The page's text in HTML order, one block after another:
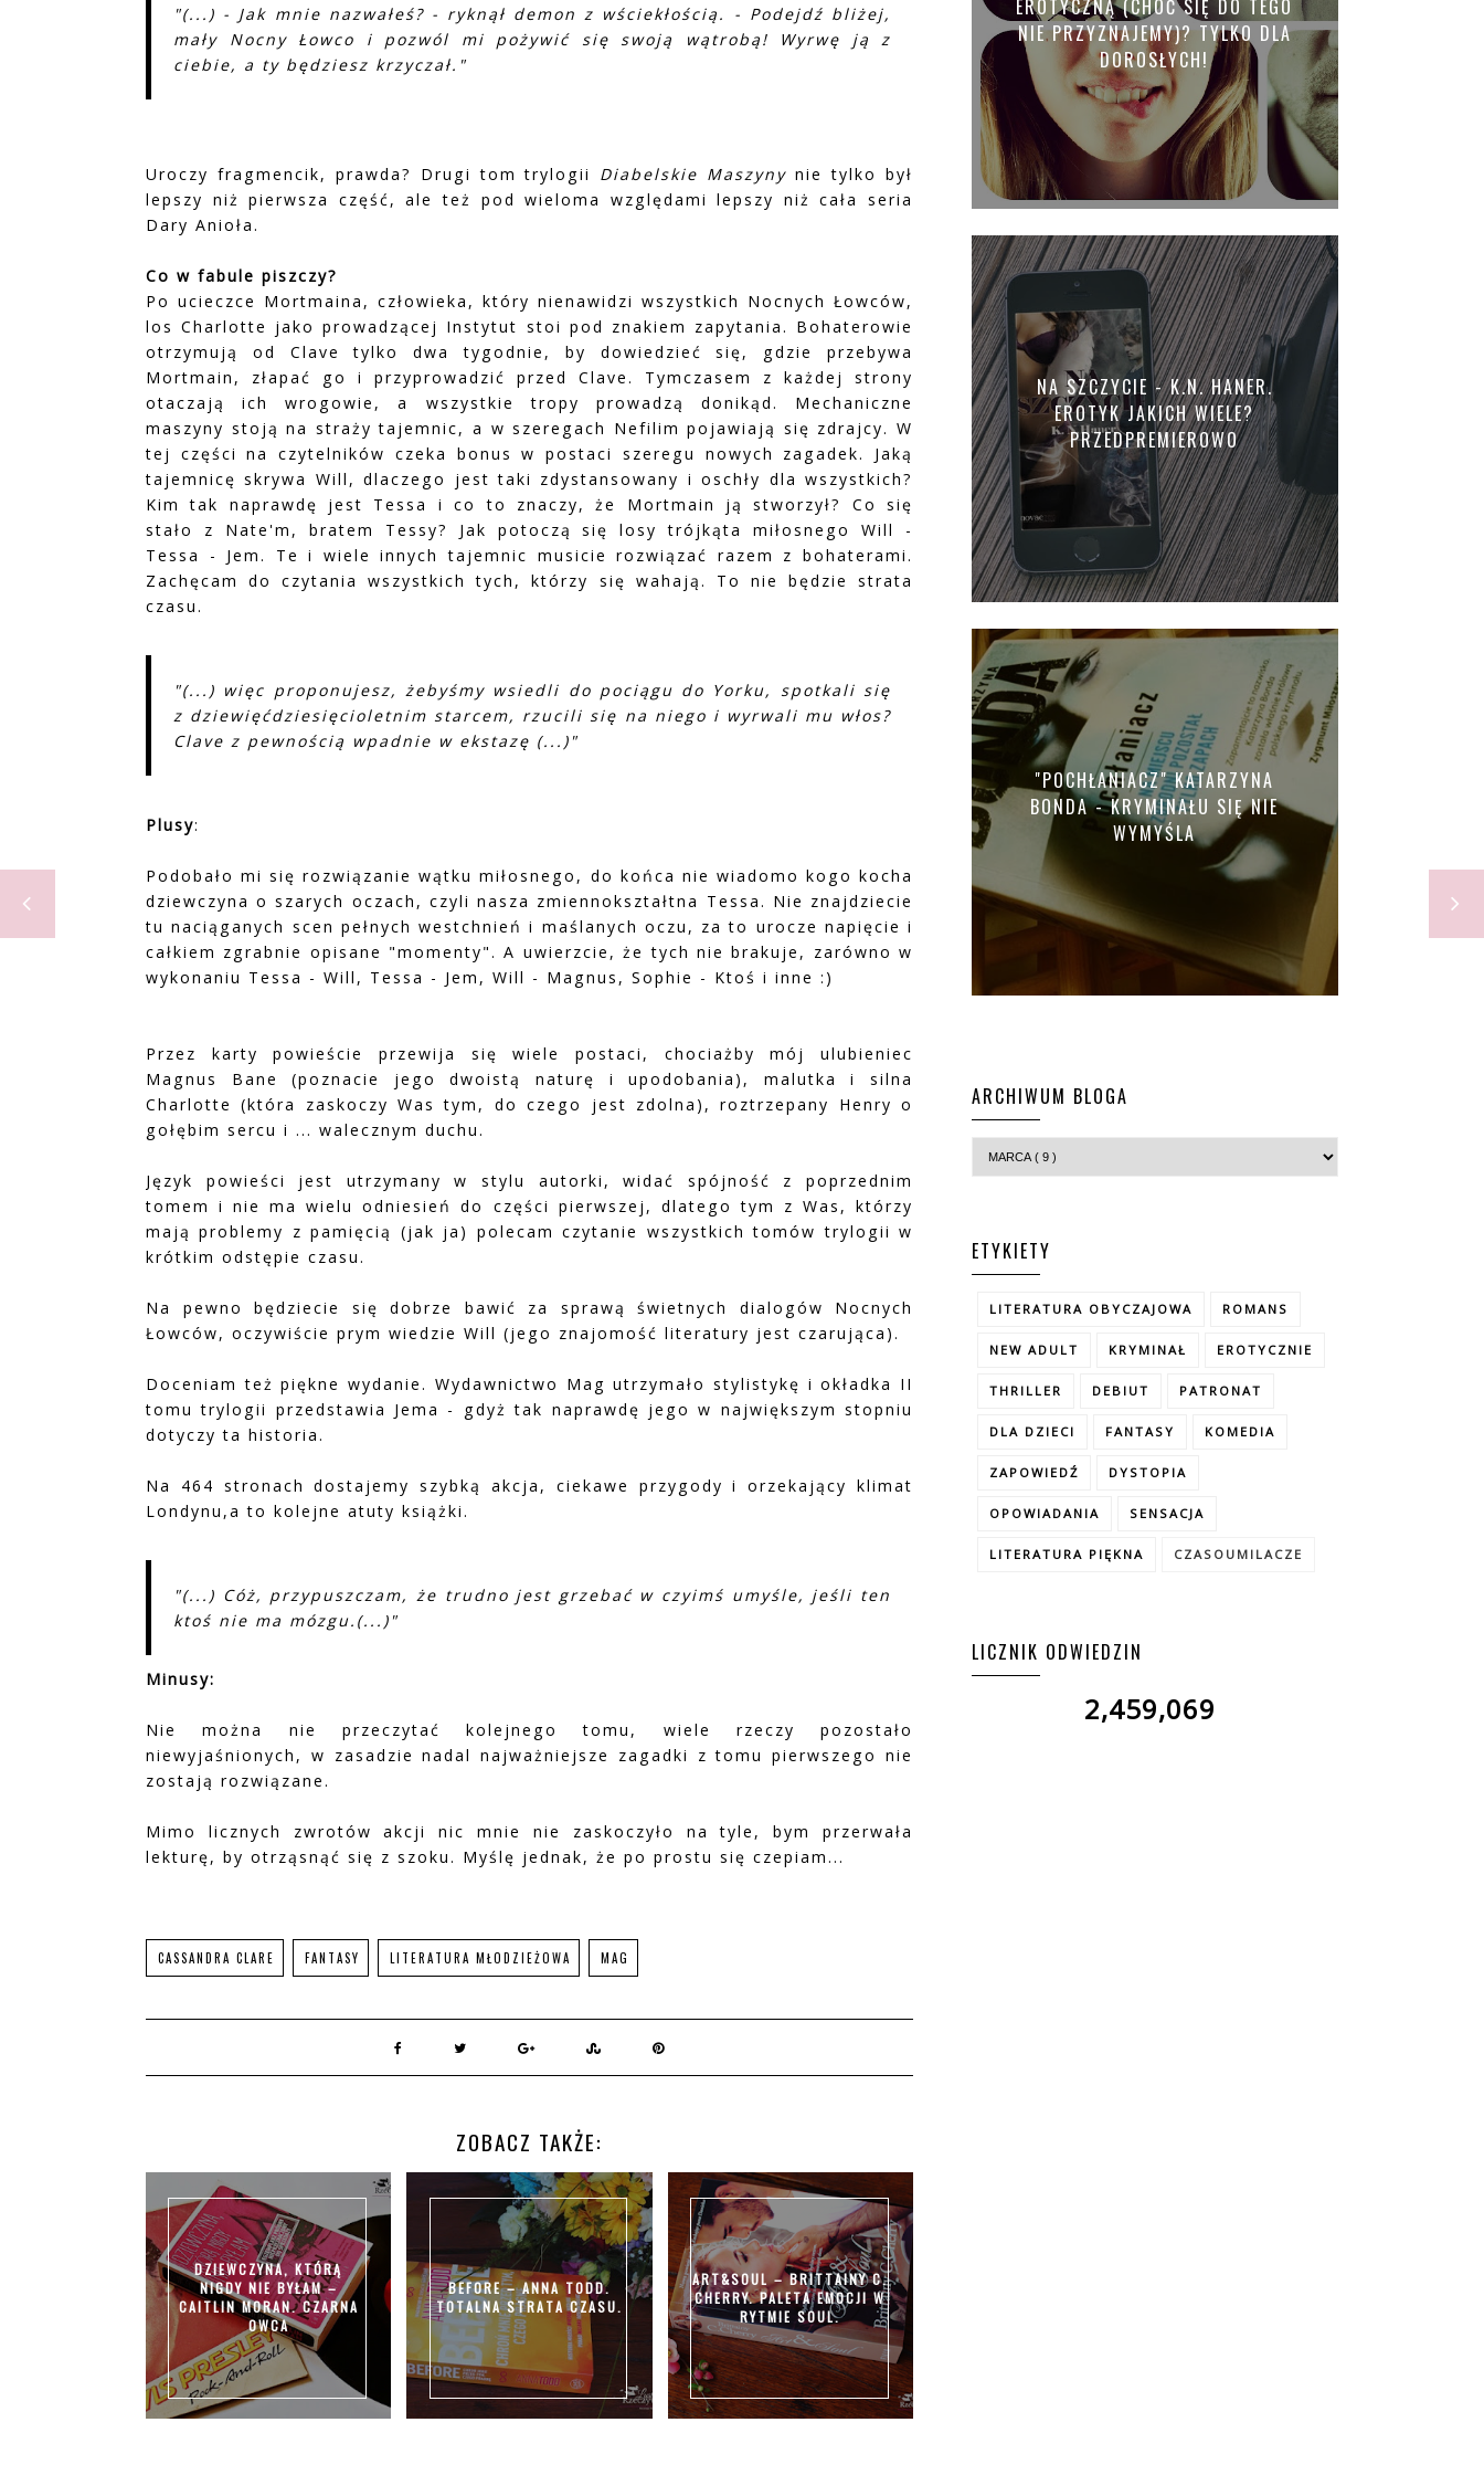
"(...) - Jak mnie nazwałeś? - ryknął demon z wściekłością. - Podejdź bliżej,
mały Nocny Łowco i pozwól mi pożywić się swoją wątrobą! Wyrwę ją z
ciebie, a ty będziesz krzyczał."
Uroczy fragmencik, prawda? Drugi tom trylogii Diabelskie Maszyny nie tylko był
lepszy niż pierwsza część, ale też pod wieloma względami lepszy niż cała seria
Dary Anioła.
Co w fabule piszczy?
Po ucieczce Mortmaina, człowieka, który nienawidzi wszystkich Nocnych Łowców,
los Charlotte jako prowadzącej Instytut stoi pod znakiem zapytania. Bohaterowie
otrzymują od Clave tylko dwa tygodnie, by dowiedzieć się, gdzie przebywa
Mortmain, złapać go i przyprowadzić przed Clave. Tymczasem z każdej strony
otaczają ich wrogowie, a wszystkie tropy prowadzą donikąd. Mechaniczne
maszyny stoją na straży tajemnic, a w szeregach Nefilim pojawiają się zdrajcy. W
tej części na czytelników czeka bonus w postaci szeregu nowych zagadek. Jaką
tajemnicę skrywa Will, dlaczego jest taki zdystansowany i oschły dla wszystkich?
Kim tak naprawdę jest Tessa i co to znaczy, że Mortmain ją stworzył? Co się
stało z Nate'm, bratem Tessy? Jak potoczą się losy trójkąta miłosnego Will -
Tessa - Jem. Te i wiele innych tajemnic musicie rozwiązać razem z bohaterami.
Zachęcam do czytania wszystkich tych, którzy się wahają. To nie będzie strata
czasu.
"(...) więc proponujesz, żebyśmy wsiedli do pociągu do Yorku, spotkali się
z dziewięćdziesięcioletnim starcem, rzucili się na niego i wyrwali mu włos?
Clave z pewnością wpadnie w ekstazę (...)"
Plusy:
Podobało mi się rozwiązanie wątku miłosnego, do końca nie wiadomo kogo kocha
dziewczyna o szarych oczach, czyli nasza zmiennokształtna Tessa. Nie znajdziecie
tu naciąganych scen pełnych westchnień i maślanych oczu, za to urocze napięcie i
całkiem zgrabnie opisane "momenty". A uwierzcie, że tych nie brakuje, zarówno w
wykonaniu Tessa - Will, Tessa - Jem, Will - Magnus, Sophie - Ktoś i inne :)
Przez karty powieście przewija się wiele postaci, chociażby mój ulubieniec
Magnus Bane (poznacie jego dwoistą naturę i upodobania), malutka i silna
Charlotte (która zaskoczy Was tym, do czego jest zdolna), roztrzepany Henry o
gołębim sercu i ... walecznym duchu.
Język powieści jest utrzymany w stylu autorki, widać spójność z poprzednim
tomem i nie ma wielu odniesień do części pierwszej, dlatego tym z Was, którzy
mają problemy z pamięcią (jak ja) polecam czytanie wszystkich tomów trylogii w
krótkim odstępie czasu.
Na pewno będziecie się dobrze bawić za sprawą świetnych dialogów Nocnych
Łowców, oczywiście prym wiedzie Will (jego znajomość literatury jest czarująca).
Doceniam też piękne wydanie. Wydawnictwo Mag utrzymało stylistykę i okładka II
tomu trylogii przedstawia Jema - gdyż tak naprawdę jego w największym stopniu
dotyczy ta historia.
Na 464 stronach dostajemy szybką akcja, ciekawe przygody i orzekający klimat
Londynu,a to kolejne atuty książki.
"(...) Cóż, przypuszczam, że trudno jest grzebać w czyimś umyśle, jeśli ten
ktoś nie ma mózgu.(...)"
Minusy:
Nie można nie przeczytać kolejnego tomu, wiele rzeczy pozostało
niewyjaśnionych, w zasadzie nadal najważniejsze zagadki z tomu pierwszego nie
zostają rozwiązane.
Mimo licznych zwrotów akcji nic mnie nie zaskoczyło na tyle, bym przerwała
lekturę, by otrząsnąć się z szoku. Myślę jednak, że po prostu się czepiam...
CASSANDRA CLARE FANTASY LITERATURA MŁODZIEŻOWA MAG
ZOBACZ TAKŻE:
DZIEWCZYNA, KTÓRĄ
NIGDY NIE BYŁAM –
CAITLIN MORAN. CZARNA
OWCA
BEFORE – ANNA TODD.
TOTALNA STRATA CZASU.
ART&SOUL – BRITTAINY C.
CHERRY. PALETA EMOCJI W
RYTMIE SOUL.
EROTYCZNĄ (CHOĆ SIĘ DO TEGO
NIE PRZYZNAJEMY)? TYLKO DLA
DOROSŁYCH!
NA SZCZYCIE - K.N. HANER.
EROTYK JAKICH WIELE?
PRZEDPREMIEROWO
"POCHŁANIACZ" KATARZYNA
BONDA - KRYMINAŁU SIĘ NIE
WYMYŚLA
ARCHIWUM BLOGA
ETYKIETY
LITERATURA OBYCZAJOWA ROMANS
NEW ADULT KRYMINAŁ EROTYCZNIE
THRILLER DEBIUT PATRONAT
DLA DZIECI FANTASY KOMEDIA
ZAPOWIEDŹ DYSTOPIA
OPOWIADANIA SENSACJA
LITERATURA PIĘKNA CZASOUMILACZE
LICZNIK ODWIEDZIN
2,459,069